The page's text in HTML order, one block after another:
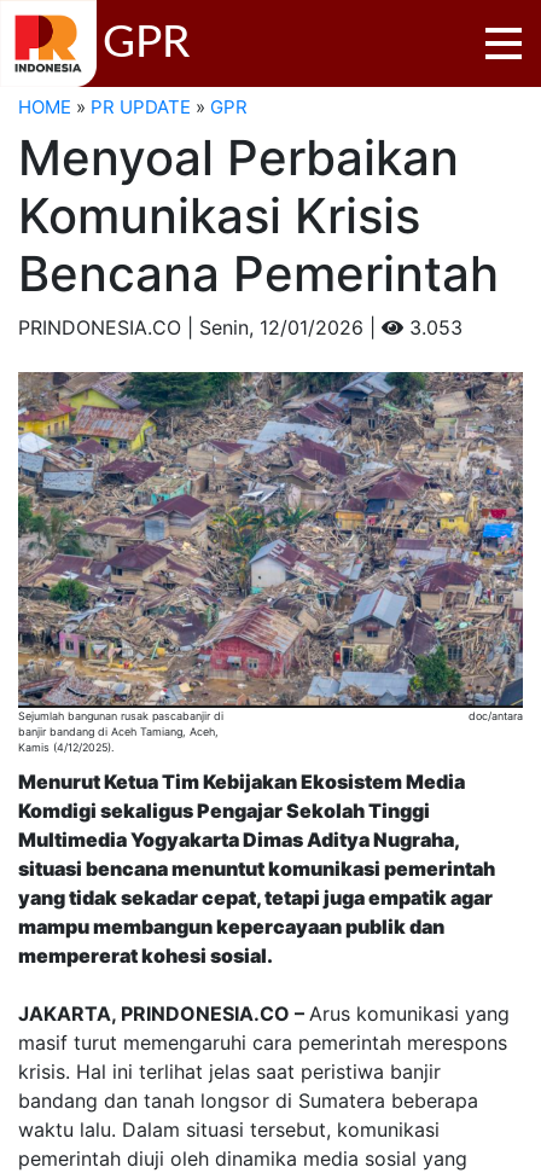
GPR
HOME » PR UPDATE » GPR
Menyoal Perbaikan
Komunikasi Krisis
Bencana Pemerintah
PRINDONESIA.CO | Senin, 12/01/2026 | 3.053
Sejumlah bangunan rusak pascabanjir di
banjir bandang di Aceh Tamiang, Aceh,
Kamis (4/12/2025).
doc/antara
Menurut Ketua Tim Kebijakan Ekosistem Media
Komdigi sekaligus Pengajar Sekolah Tinggi
Multimedia Yogyakarta Dimas Aditya Nugraha,
situasi bencana menuntut komunikasi pemerintah
yang tidak sekadar cepat, tetapi juga empatik agar
mampu membangun kepercayaan publik dan
mempererat kohesi sosial.
JAKARTA, PRINDONESIA.CO – Arus komunikasi yang
masif turut memengaruhi cara pemerintah merespons
krisis. Hal ini terlihat jelas saat peristiwa banjir
bandang dan tanah longsor di Sumatera beberapa
waktu lalu. Dalam situasi tersebut, komunikasi
pemerintah diuji oleh dinamika media sosial yang